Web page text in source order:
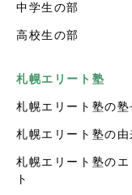
中学生の部
高校生の部
札幌エリート塾
札幌エリート塾の塾
札幌エリート塾の由
札幌エリート塾のエ
ト